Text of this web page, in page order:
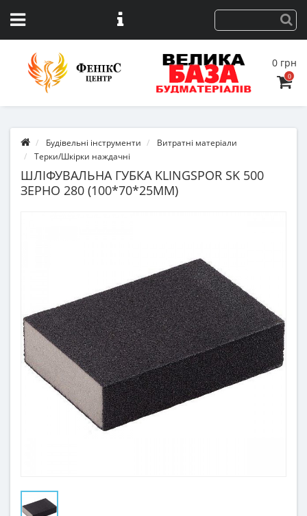
0 грн
0
Будівельні інструменти
Витратні матеріали
Терки/Шкірки наждачні
ШЛІФУВАЛЬНА ГУБКА KLINGSPOR SK 500
ЗЕРНО 280 (100*70*25ММ)